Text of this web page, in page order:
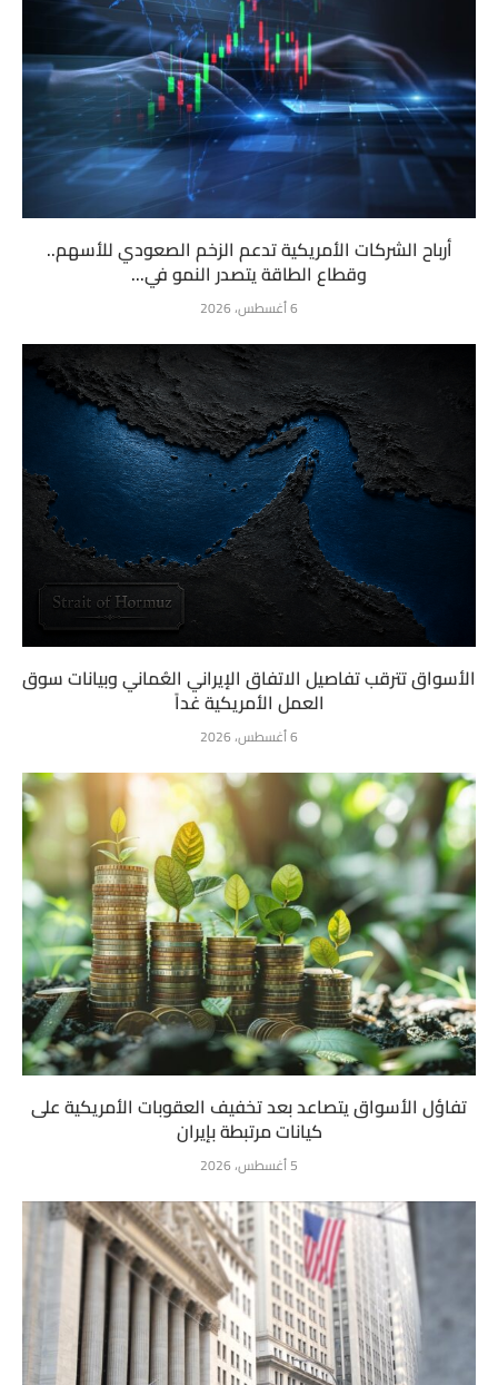
أرباح الشركات الأمريكية تدعم الزخم الصعودي للأسهم..
وقطاع الطاقة يتصدر النمو في...
6 أغسطس، 2026
الأسواق تترقب تفاصيل الاتفاق الإيراني العُماني وبيانات سوق
العمل الأمريكية غداً
6 أغسطس، 2026
تفاؤل الأسواق يتصاعد بعد تخفيف العقوبات الأمريكية على
كيانات مرتبطة بإيران
5 أغسطس، 2026